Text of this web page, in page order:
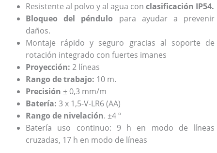
Resistente al polvo y al agua con clasificación IP54.
Bloqueo del péndulo para ayudar a prevenir
daños.
Montaje rápido y seguro gracias al soporte de
rotación integrado con fuertes imanes
Proyección: 2 líneas
Rango de trabajo: 10 m.
Precisión ± 0,3 mm/m
Batería: 3 x 1,5-V-LR6 (AA)
Rango de nivelación. ±4 º
Batería uso continuo: 9 h en modo de líneas
cruzadas, 17 h en modo de líneas